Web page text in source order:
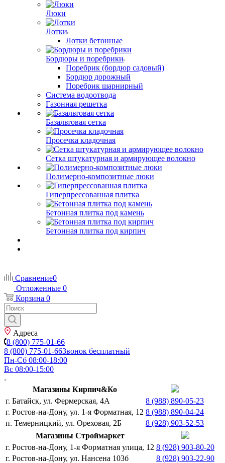
Люки
Лотки
Лотки бетонные
Бордюры и поребрики
Поребрик (бордюр садовый)
Бордюр дорожный
Поребрик шарнирный
Система водоотвода
Газонная решетка
Базальтовая сетка
Просечка кладочная
Сетка штукатурная и армирующее волокно
Полимерно-композитные люки
Гиперпрессованная плитка
Бетонная плитка под камень
Бетонная плитка под кирпич
Сравнение0
Отложенные 0
Корзина 0
Адреса
8 (800) 775-01-66
8 (800) 775-01-66Звонок бесплатный
Пн-Сб 08:00-18:00
Вс 08:00-15:00
Магазины Кирпич&Ко
г. Батайск, ул. Фермерская, 4А
8 (988) 890-05-23
г. Ростов-на-Дону, ул. 1-я Форматная, 12 8 (988) 890-04-24
п. Темерницкий, ул. Ореховая, 2Б
8 (928) 903-52-53
Магазины Строймаркет
г. Ростов-на-Дону, 1-я Форматная улица, 12 8 (928) 903-80-20
г. Ростов-на-Дону, ул. Нансена 103б
8 (928) 903-22-90